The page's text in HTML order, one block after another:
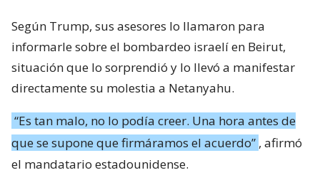
Según Trump, sus asesores lo llamaron para
informarle sobre el bombardeo israelí en Beirut,
situación que lo sorprendió y lo llevó a manifestar
directamente su molestia a Netanyahu.
“Es tan malo, no lo podía creer. Una hora antes de
que se supone que firmáramos el acuerdo” , afirmó
el mandatario estadounidense.